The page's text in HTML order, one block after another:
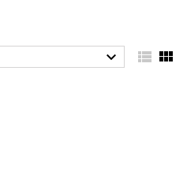
  